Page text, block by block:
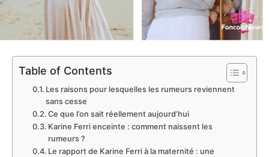
Table of Contents
Les raisons pour lesquelles les rumeurs reviennent
sans cesse
Ce que l’on sait réellement aujourd’hui
Karine Ferri enceinte : comment naissent les
rumeurs ?
Le rapport de Karine Ferri à la maternité : une